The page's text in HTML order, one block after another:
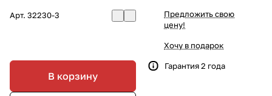
Арт. 32230-3
В корзину
Предложить свою
цену!
Хочу в подарок
Гарантия 2 года